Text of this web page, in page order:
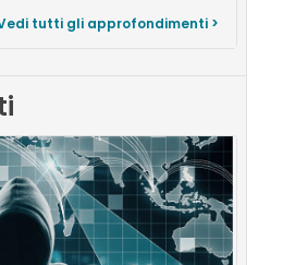
tutti gli approfondimenti >